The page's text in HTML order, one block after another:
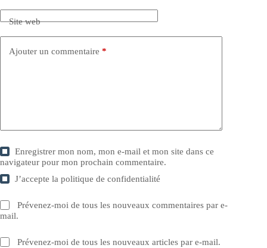
Site web
Ajouter un commentaire *
Enregistrer mon nom, mon e-mail et mon site dans ce
navigateur pour mon prochain commentaire.
J’accepte lapolitique de confidentialité
Prévenez-moi de tous les nouveaux commentaires par e-
mail.
Prévenez-moi de tous les nouveaux articles par e-mail.